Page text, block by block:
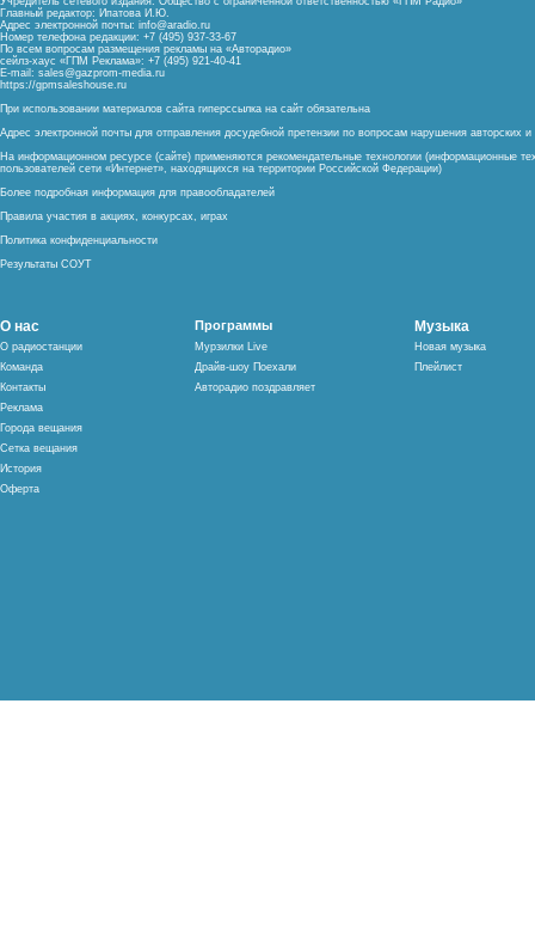
Главный редактор: Ипатова И.Ю.
Адрес электронной почты: info@aradio.ru
Номер телефона редакции: +7 (495) 937-33-67
По всем вопросам размещения рекламы на «Авторадио»
сейлз-хаус «ГПМ Реклама»: +7 (495) 921-40-41
E-mail: sales@gazprom-media.ru
https://gpmsaleshouse.ru
При использовании материалов сайта гиперссылка на сайт обязательна
Адрес электронной почты для отправления досудебной претензии по вопросам нарушения авторских
На информационном ресурсе (сайте) применяются рекомендательные технологии (информационные
пользователей сети «Интернет», находящихся на территории Российской Федерации)
Более подробная информация для правообладателей
Правила участия в акциях, конкурсах, играх
Политика конфиденциальности
Результаты СОУТ
О нас
О радиостанции
Команда
Контакты
Реклама
Города вещания
Сетка вещания
История
Оферта
Программы
Мурзилки Live
Драйв-шоу Поехали
Авторадио поздравляет
Музыка
Новая музыка
Плейлист